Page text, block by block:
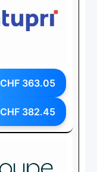
CHF 363.05
CHF 382.45